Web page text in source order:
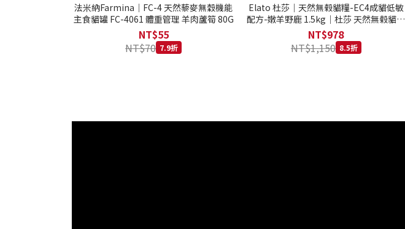
法米納Farmina｜FC-4 天然藜麥無穀機能
主食貓罐 FC-4061 體重管理 羊肉蘆筍 80G
NT$55
NT$70 7.9折
Elato 杜莎｜天然無榖貓糧-EC4成貓低敏
配方-嫩羊野鹿 1.5kg｜杜莎 天然無榖貓糧
系列 貓糧
NT$978
NT$1,150 8.5折